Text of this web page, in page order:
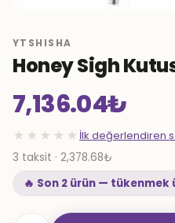
YTSHISHA
Honey Sigh
7,136.04₺
★★★★★ İlk değerlendiren
3 taksit · 2,378.68₺
🔥 Son 2 ürün — tükenmek